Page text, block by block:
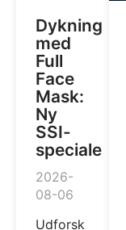
Dykning
med
Full
Face
Mask:
Ny
SSI-
speciale
2026-
08-06
Udforsk